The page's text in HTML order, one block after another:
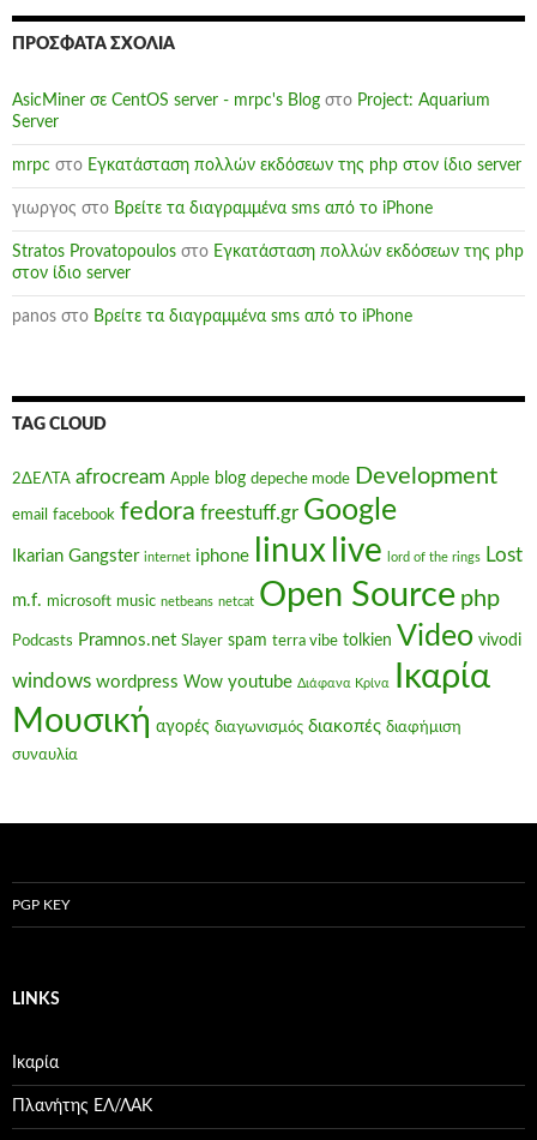
ΠΡΌΣΦΑΤΑ ΣΧΌΛΙΑ
AsicMiner σε CentOS server - mrpc's Blog στο Project: Aquarium
Server
mrpc στο Εγκατάσταση πολλών εκδόσεων της php στον ίδιο server
γιωργος στο Βρείτε τα διαγραμμένα sms από το iPhone
Stratos Provatopoulos στο Εγκατάσταση πολλών εκδόσεων της php
στον ίδιο server
panos στο Βρείτε τα διαγραμμένα sms από το iPhone
TAG CLOUD
2ΔΕΛΤΑ afrocream Apple blog depeche mode Development
email facebook fedora freestuff.gr Google
Ikarian Gangster internet iphone linux live lord of the rings Lost
m.f. microsoft music netbeans netcat Open Source php
Podcasts Pramnos.net Slayer spam terra vibe tolkien Video vivodi
windows wordpress Wow youtube Διάφανα Κρίνα Ικαρία
Μουσική αγορές διαγωνισμός διακοπές διαφήμιση
συναυλία
PGP KEY
LINKS
Ικαρία
Πλανήτης ΕΛ/ΛΑΚ